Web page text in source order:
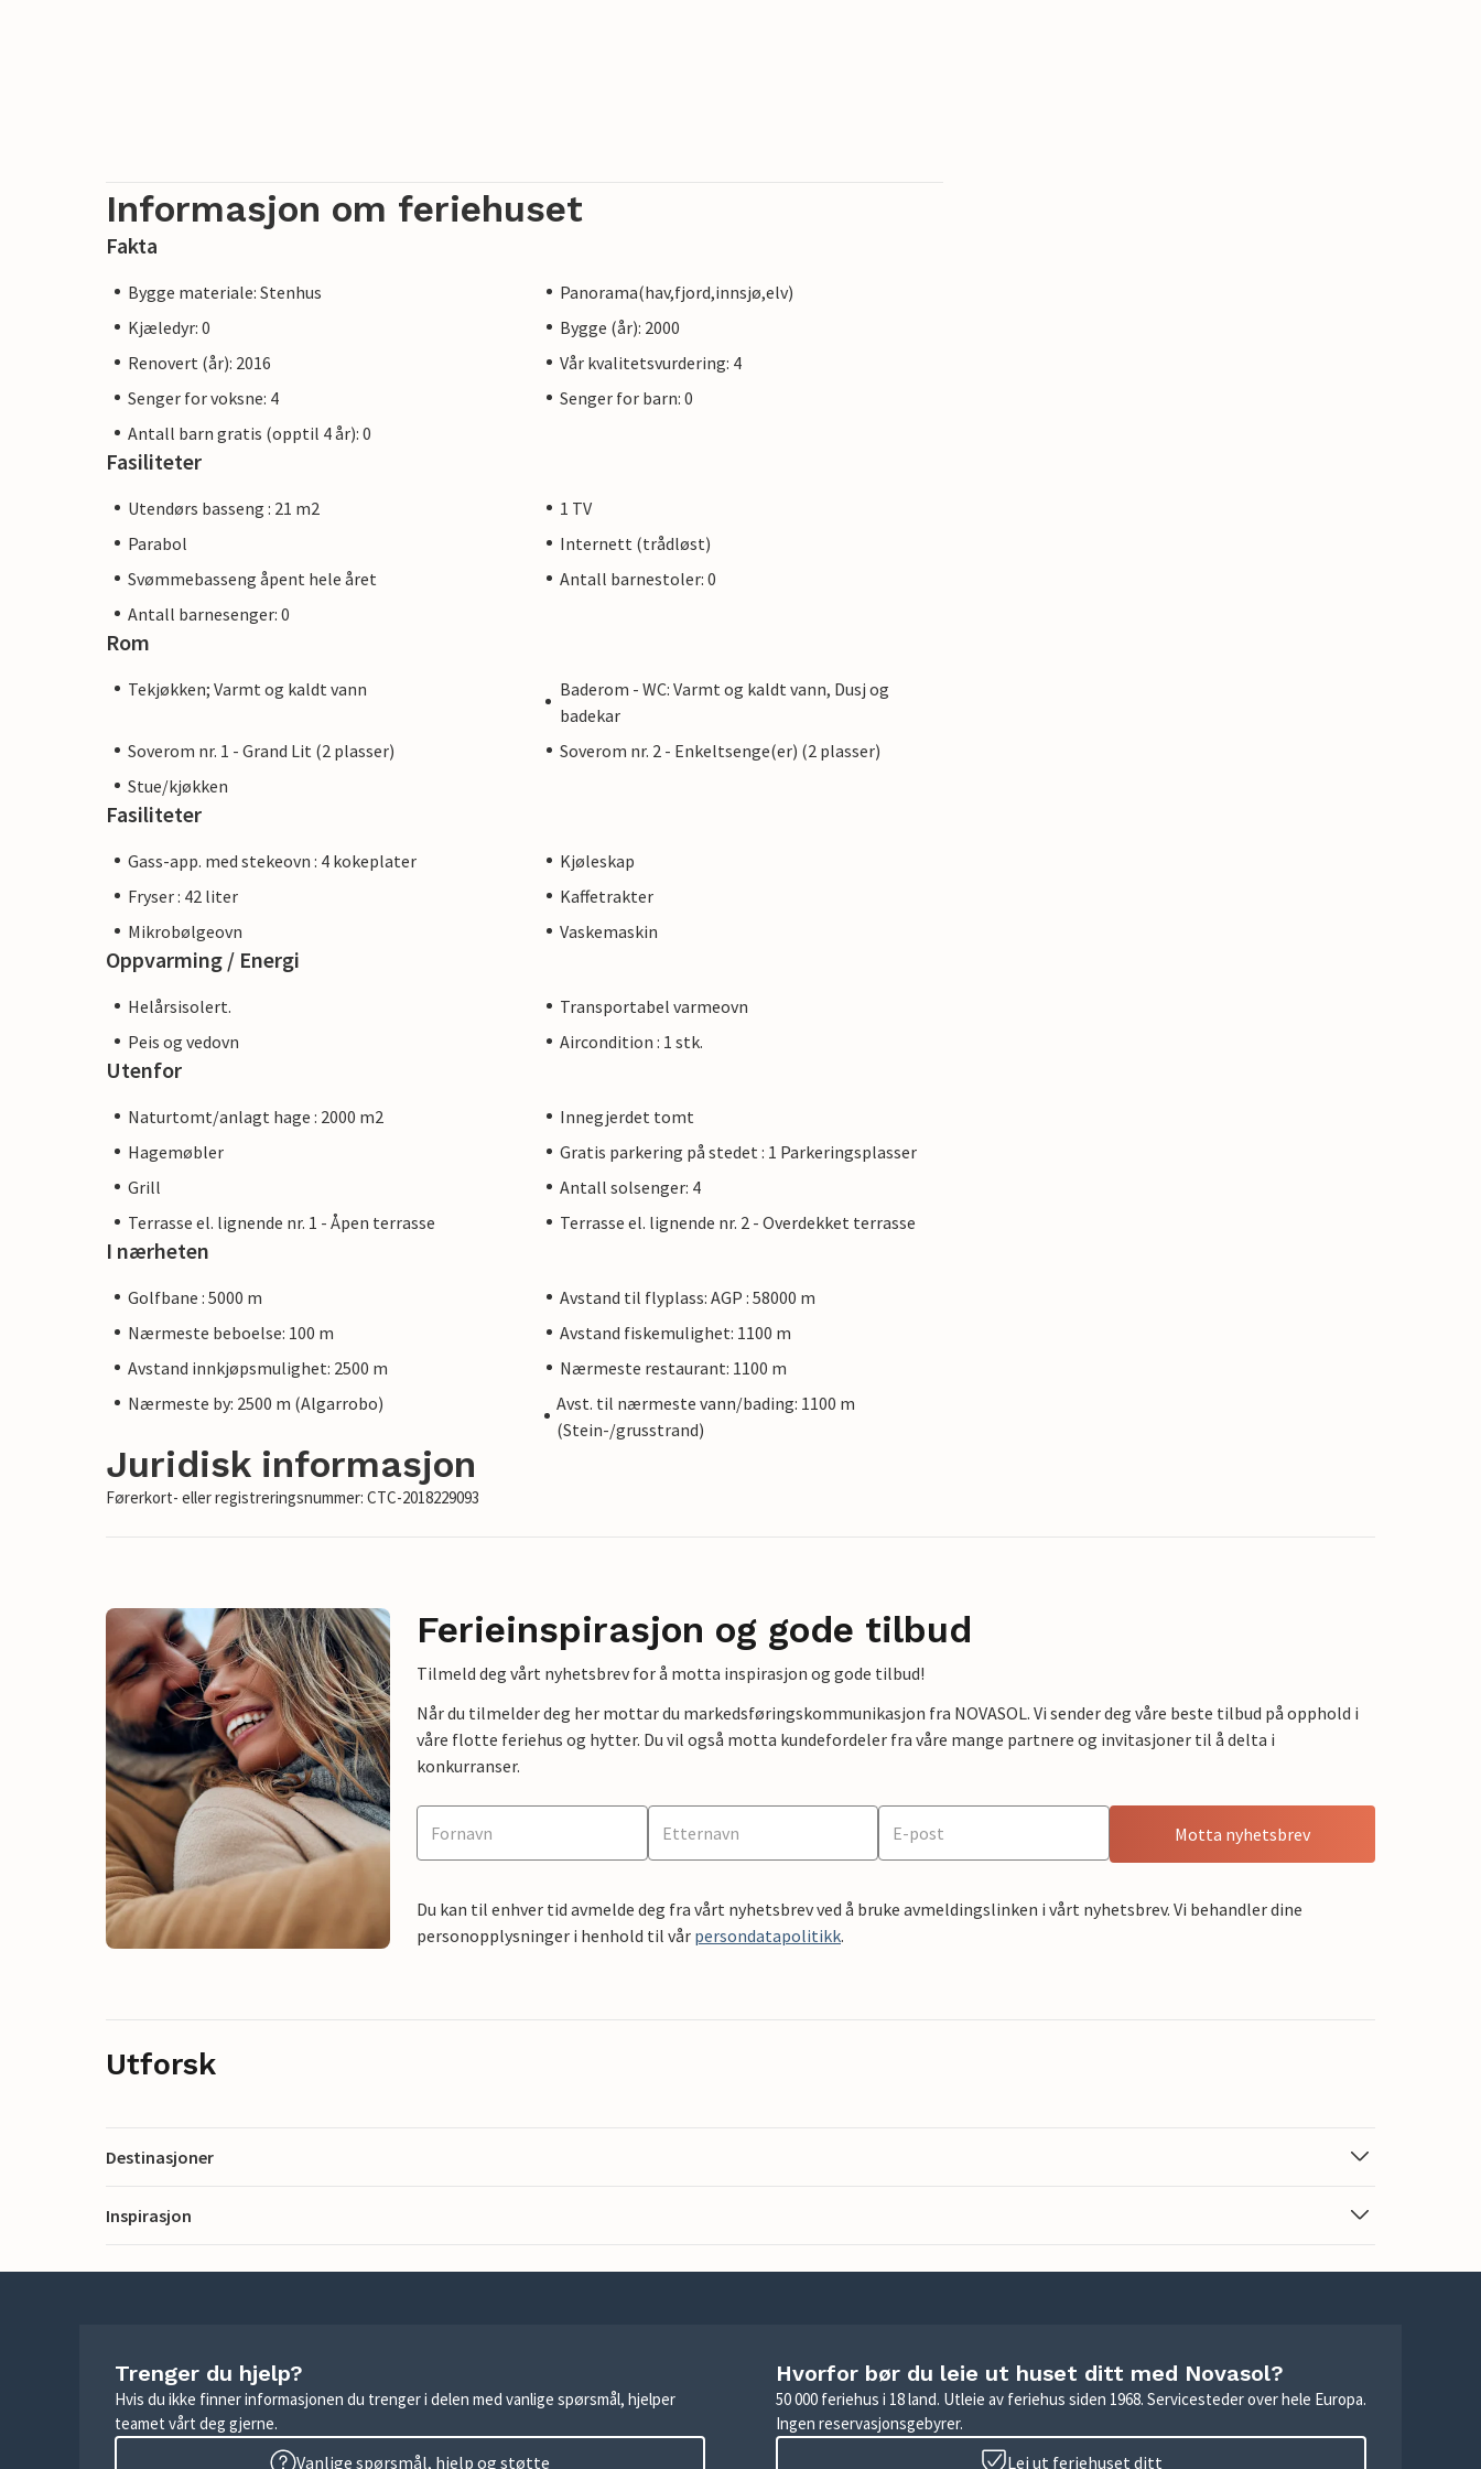
Informasjon om feriehuset
Fakta
Bygge materiale: Stenhus
Panorama(hav,fjord,innsjø,elv)
Kjæledyr: 0
Bygge (år): 2000
Renovert (år): 2016
Vår kvalitetsvurdering: 4
Senger for voksne: 4
Senger for barn: 0
Antall barn gratis (opptil 4 år): 0
Fasiliteter
Utendørs basseng : 21 m2
1 TV
Parabol
Internett (trådløst)
Svømmebasseng åpent hele året
Antall barnestoler: 0
Antall barnesenger: 0
Rom
Tekjøkken; Varmt og kaldt vann
Baderom - WC: Varmt og kaldt vann, Dusj og
badekar
Soverom nr. 1 - Grand Lit (2 plasser)
Soverom nr. 2 - Enkeltsenge(er) (2 plasser)
Stue/kjøkken
Fasiliteter
Gass-app. med stekeovn : 4 kokeplater
Kjøleskap
Fryser : 42 liter
Kaffetrakter
Mikrobølgeovn
Vaskemaskin
Oppvarming / Energi
Helårsisolert.
Transportabel varmeovn
Peis og vedovn
Aircondition : 1 stk.
Utenfor
Naturtomt/anlagt hage : 2000 m2
Innegjerdet tomt
Hagemøbler
Gratis parkering på stedet : 1 Parkeringsplasser
Grill
Antall solsenger: 4
Terrasse el. lignende nr. 1 - Åpen terrasse
Terrasse el. lignende nr. 2 - Overdekket terrasse
I nærheten
Golfbane : 5000 m
Avstand til flyplass: AGP : 58000 m
Nærmeste beboelse: 100 m
Avstand fiskemulighet: 1100 m
Avstand innkjøpsmulighet: 2500 m
Nærmeste restaurant: 1100 m
Nærmeste by: 2500 m (Algarrobo)
Avst. til nærmeste vann/bading: 1100 m
(Stein-/grusstrand)
Juridisk informasjon
Førerkort- eller registreringsnummer: CTC-2018229093
Ferieinspirasjon og gode tilbud
Tilmeld deg vårt nyhetsbrev for å motta inspirasjon og gode tilbud!
Når du tilmelder deg her mottar du markedsføringskommunikasjon fra NOVASOL. Vi sender deg våre beste tilbud på opphold i
våre flotte feriehus og hytter. Du vil også motta kundefordeler fra våre mange partnere og invitasjoner til å delta i
konkurranser.
Motta nyhetsbrev
Du kan til enhver tid avmelde deg fra vårt nyhetsbrev ved å bruke avmeldingslinken i vårt nyhetsbrev. Vi behandler dine
personopplysninger i henhold til vår persondatapolitikk.
Utforsk
Destinasjoner
Inspirasjon
Trenger du hjelp?
Hvis du ikke finner informasjonen du trenger i delen med vanlige spørsmål, hjelper
teamet vårt deg gjerne.
Vanlige spørsmål, hjelp og støtte
Hvorfor bør du leie ut huset ditt med Novasol?
50 000 feriehus i 18 land. Utleie av feriehus siden 1968. Servicesteder over hele Europa.
Ingen reservasjonsgebyrer.
Lei ut feriehuset ditt